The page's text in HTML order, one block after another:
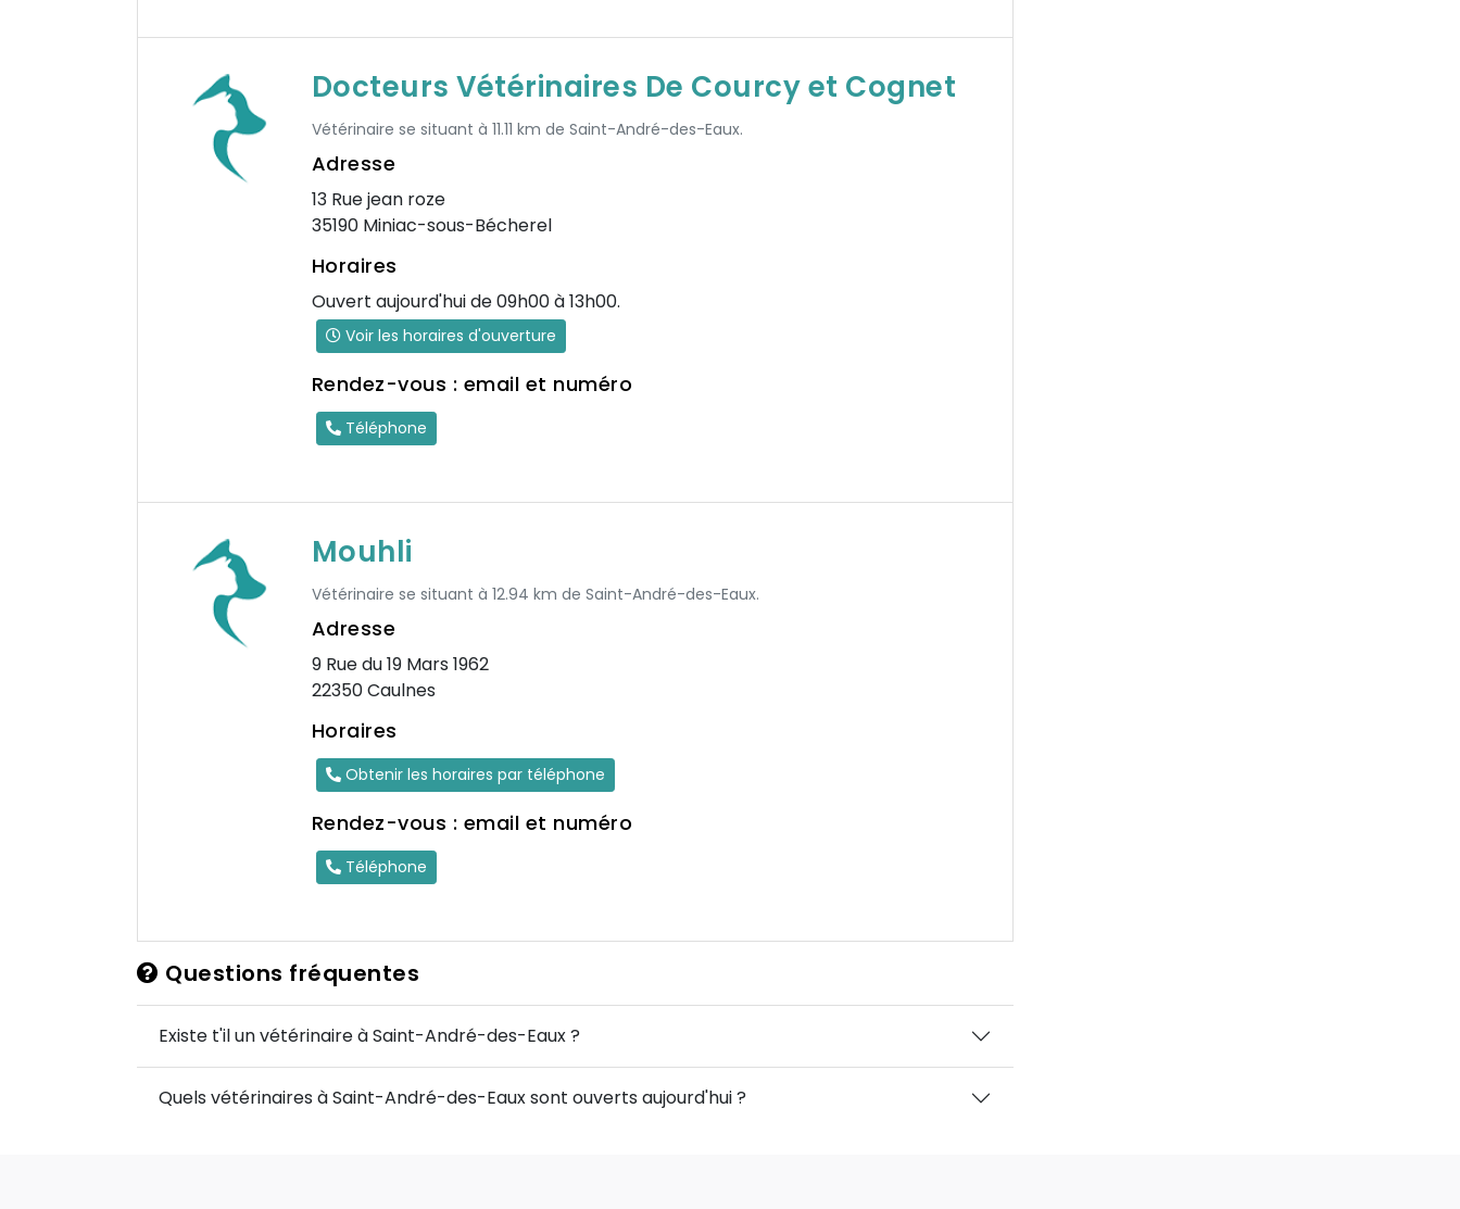
Docteurs Vétérinaires De Courcy et Cognet
Vétérinaire se situant à 11.11 km de Saint-André-des-Eaux.
Adresse
13 Rue jean roze
35190 Miniac-sous-Bécherel
Horaires
Ouvert aujourd'hui de 09h00 à 13h00.
Voir les horaires d'ouverture
Rendez-vous : email et numéro
Téléphone
Mouhli
Vétérinaire se situant à 12.94 km de Saint-André-des-Eaux.
Adresse
9 Rue du 19 Mars 1962
22350 Caulnes
Horaires
Obtenir les horaires par téléphone
Rendez-vous : email et numéro
Téléphone
Questions fréquentes
Existe t'il un vétérinaire à Saint-André-des-Eaux ?
Quels vétérinaires à Saint-André-des-Eaux sont ouverts aujourd'hui ?